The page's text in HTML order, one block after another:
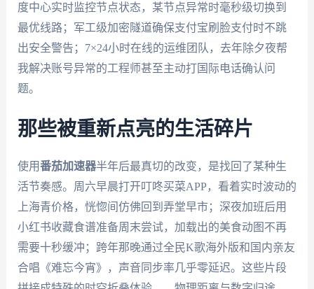
度中心实时监控节点状态，某节点异常时毫秒级切换到
最优线路；军工级加密隧道确保支付宝刷脸支付时不跳
出安全警告；7×24小时在线的运维团队，去年除夕夜帮
我解决账号异常的工程师甚至主动打国际电话确认问
题。
那些被重新点亮的生活碎片
使用番茄加速器半年后最真切的改变，是找回了某种生
活节奏感。周六早晨打开叮咚买菜APP，看着实时波动的
上海青价格，恍惚间仿佛回到弄堂早市；深夜加班后用
小红书收藏食谱准备周末尝试，加载出的美食动图不再
需要十秒缓冲；跨年那晚通过全民K歌海外版和国内亲友
合唱《难忘今宵》，声音同步率几乎零延迟。这些片段